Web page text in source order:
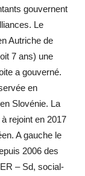
gouvernent
Le
Autriche de
7 ans) une
a gouverné.
en
Slovénie. La
rejoint en 2017
A gauche le
2006 des
– Sd, social-